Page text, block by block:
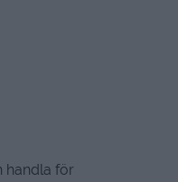
handla för